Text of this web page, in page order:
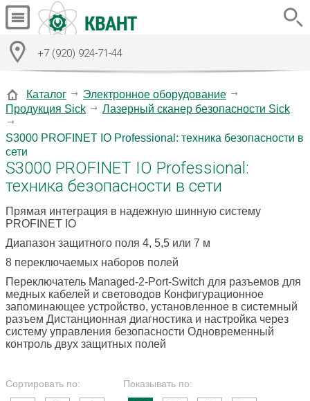
+7 (920) 924-71-44
Каталог
Электронное оборудование
Продукция Sick
Лазерный сканер безопасности Sick
S3000 PROFINET IO Professional: техника безопасности в
сети
S3000 PROFINET IO Professional:
техника безопасности в сети
Прямая интеграция в надежную шинную систему
PROFINET IO
Диапазон защитного поля 4, 5,5 или 7 м
8 переключаемых наборов полей
Переключатель Managed-2-Port-Switch для разъемов для
медных кабелей и световодов Конфигурационное
запоминающее устройство, установленное в системный
разъем Дистанционная диагностика и настройка через
систему управления безопасности Одновременный
контроль двух защитных полей
Сортировать по: Показывать по: